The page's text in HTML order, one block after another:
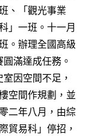
、「觀光事業
」一班。十一月
。辦理全國高級
滿達成任務。
因空間不足，
空間作規劃，並
二年八月，由綜
貿易科」停招，